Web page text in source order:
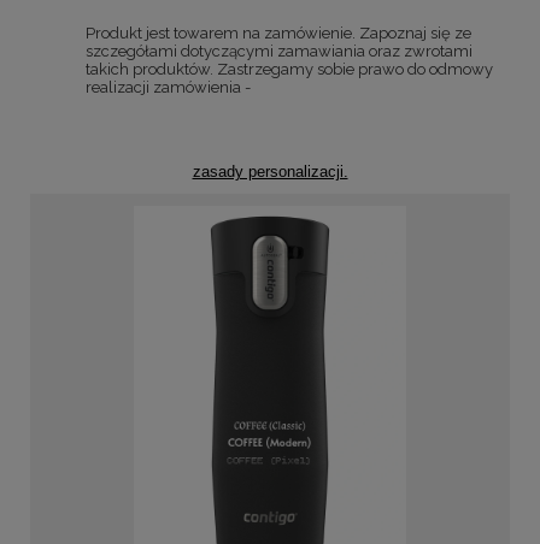
Produkt jest towarem na zamówienie. Zapoznaj się ze
szczegółami dotyczącymi zamawiania oraz zwrotami
takich produktów. Zastrzegamy sobie prawo do odmowy
realizacji zamówienia -
zasady personalizacji.